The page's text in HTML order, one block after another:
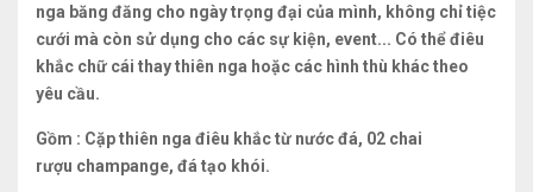
nga băng đăng cho ngày trọng đại của mình, không chỉ tiệc
cưới mà còn sử dụng cho các sự kiện, event... Có thể điêu
khắc chữ cái thay thiên nga hoặc các hình thù khác theo
yêu cầu.
Gồm : Cặp thiên nga điêu khắc từ nước đá, 02 chai
rượu champange, đá tạo khói.